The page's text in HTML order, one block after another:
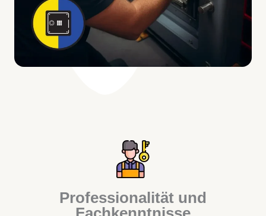
Professionalität und